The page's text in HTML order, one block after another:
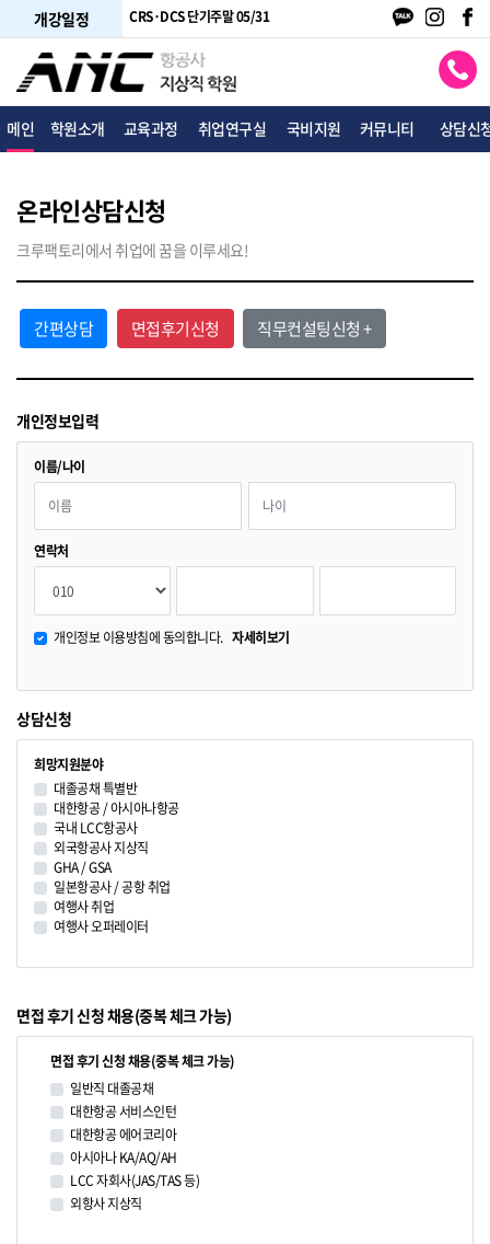
개강일정
기평일 05/21 CRS·DCS 단기주말 05/31 여행사 토파스 05/22
메인 학원소개 교육과정 취업연구실 국비지원 커뮤니티 상담신
온라인상담신청
크루팩토리에서 취업에 꿈을 이루세요!
간편상담 면접후기신청 직무컨설팅신청 +
개인정보입력
이름/나이
연락처
개인정보 이용방침에 동의합니다. 자세히보기
상담신청
희망지원분야
대졸공채 특별반
대한항공 / 아시아나항공
국내 LCC항공사
외국항공사 지상직
GHA / GSA
일본항공사 / 공항 취업
여행사 취업
여행사 오퍼레이터
면접 후기 신청 채용(중복 체크 가능)
면접 후기 신청 채용(중복 체크 가능)
일반직 대졸공채
대한항공 서비스인턴
대한항공 에어코리아
아시아나 KA/AQ/AH
LCC 자회사(JAS/TAS 등)
외항사 지상직